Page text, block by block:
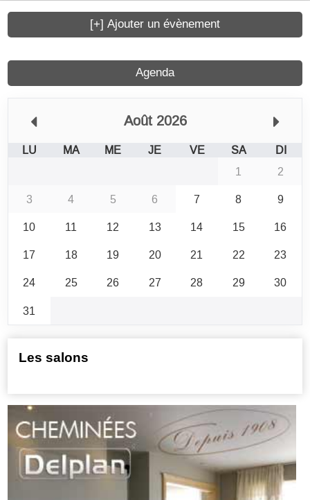
Agenda
Août 2026
LU MA ME JE VE SA
DI
1
2
3
4 5 6 7 8
9
10
11 12 13 14 15
16
17
18 19 20 21 22
23
24
25 26 27 28 29
30
31
[+] Ajouter un évènement
Les salons